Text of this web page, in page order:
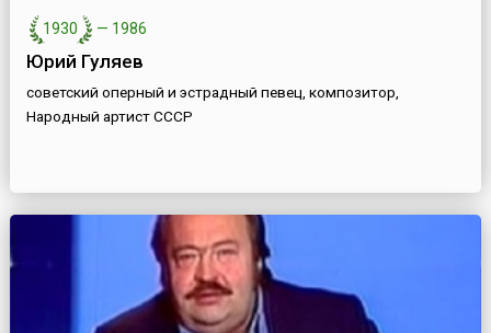
1930 — 1986
Юрий Гуляев
советский оперный и эстрадный певец, композитор,
Народный артист СССР